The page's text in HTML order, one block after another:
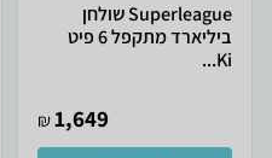
Superleague שולחן
ביליארד מתקפל 6 פיט
Ki...
1,649
₪